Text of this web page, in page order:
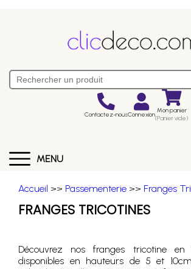
Contactez-nousConnexion Mon panier
(Panier vide)
MENU
Accueil >> Passementerie >> Franges
FRANGES TRICOTINES
Découvrez nos franges tricotine en
disponibles en hauteurs de 5 et